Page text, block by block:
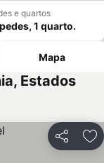
e quartos
1 quarto.
Mapa
Estados
Partilhar